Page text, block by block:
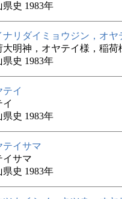
県史 1983年
ナリダイミョウジン，オ
大明神，オヤテイ様，稲荷
県史 1983年
テイ
イ
県史 1983年
テイサマ
イサマ
県史 1983年